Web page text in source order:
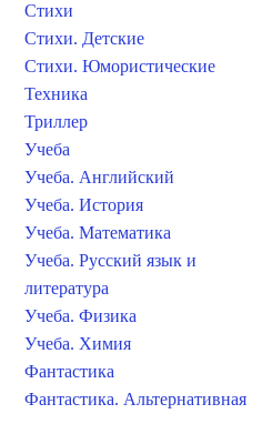
Стихи
Стихи. Детские
Стихи. Юмористические
Техника
Триллер
Учеба
Учеба. Английский
Учеба. История
Учеба. Математика
Учеба. Русский язык и
литература
Учеба. Физика
Учеба. Химия
Фантастика
Фантастика. Альтернативная